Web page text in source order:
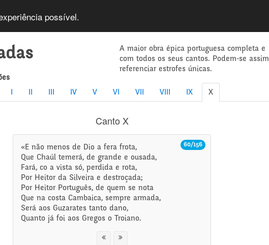
possível.
A maior obra épica portuguesa completa e
com todos os seus cantos. Podem-se assim
referenciar estrofes únicas.
IV V VI VII VIII IX X
Canto X
60/156
«E não menos de Dio a fera frota,
Que Chaúl temerá, de grande e ousada,
Fará, co a vista só, perdida e rota,
Por Heitor da Silveira e destroçada;
Por Heitor Português, de quem se nota
Que na costa Cambaica, sempre armada,
Será aos Guzarates tanto dano,
Quanto já foi aos Gregos o Troiano.